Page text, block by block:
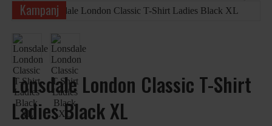
Kampanj
Lonsdale London Classic T-Shirt
Ladies Black XL